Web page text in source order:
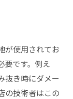
が使用されてお
要です。例え
抜き時にダメー
の技術者はこの